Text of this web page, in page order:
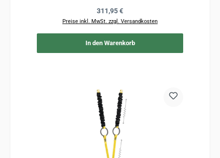
Regulärer Preis:
311,95 €
Preise inkl. MwSt. zzgl. Versandkosten
In den Warenkorb